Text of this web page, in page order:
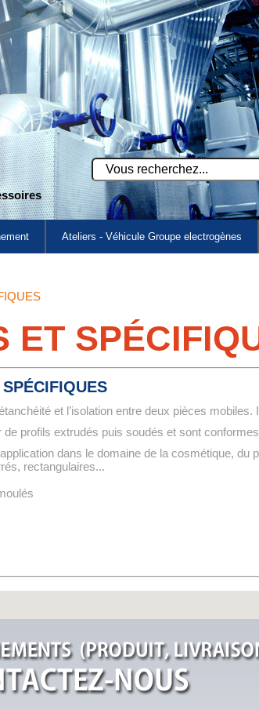
Ateliers - Véhicule Groupe electrogènes
ET
et l’isolation entre deux pièces
profils extrudés puis soudés et sont
dans le domaine de la cosmétique, du
rectangulaires...